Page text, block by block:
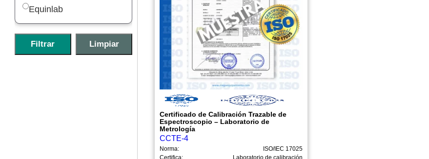
Equinlab
Certificado de Calibración Trazable de
Espectroscopio – Laboratorio de
Metrología
CCTE-4
Norma:
ISO/IEC 17025